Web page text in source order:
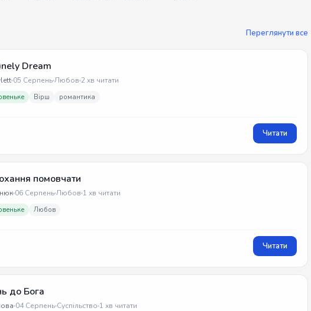
Переглянути все
Dream
05 СерпеньЛюбов 2 хв читати
Вірш романтика
Читати
помовчати
06 СерпеньЛюбов 1 хв читати
Любов
Читати
до Бога
04 Серпень Суспільство 1 хв читати